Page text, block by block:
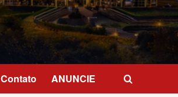
Contato ANUNCIE